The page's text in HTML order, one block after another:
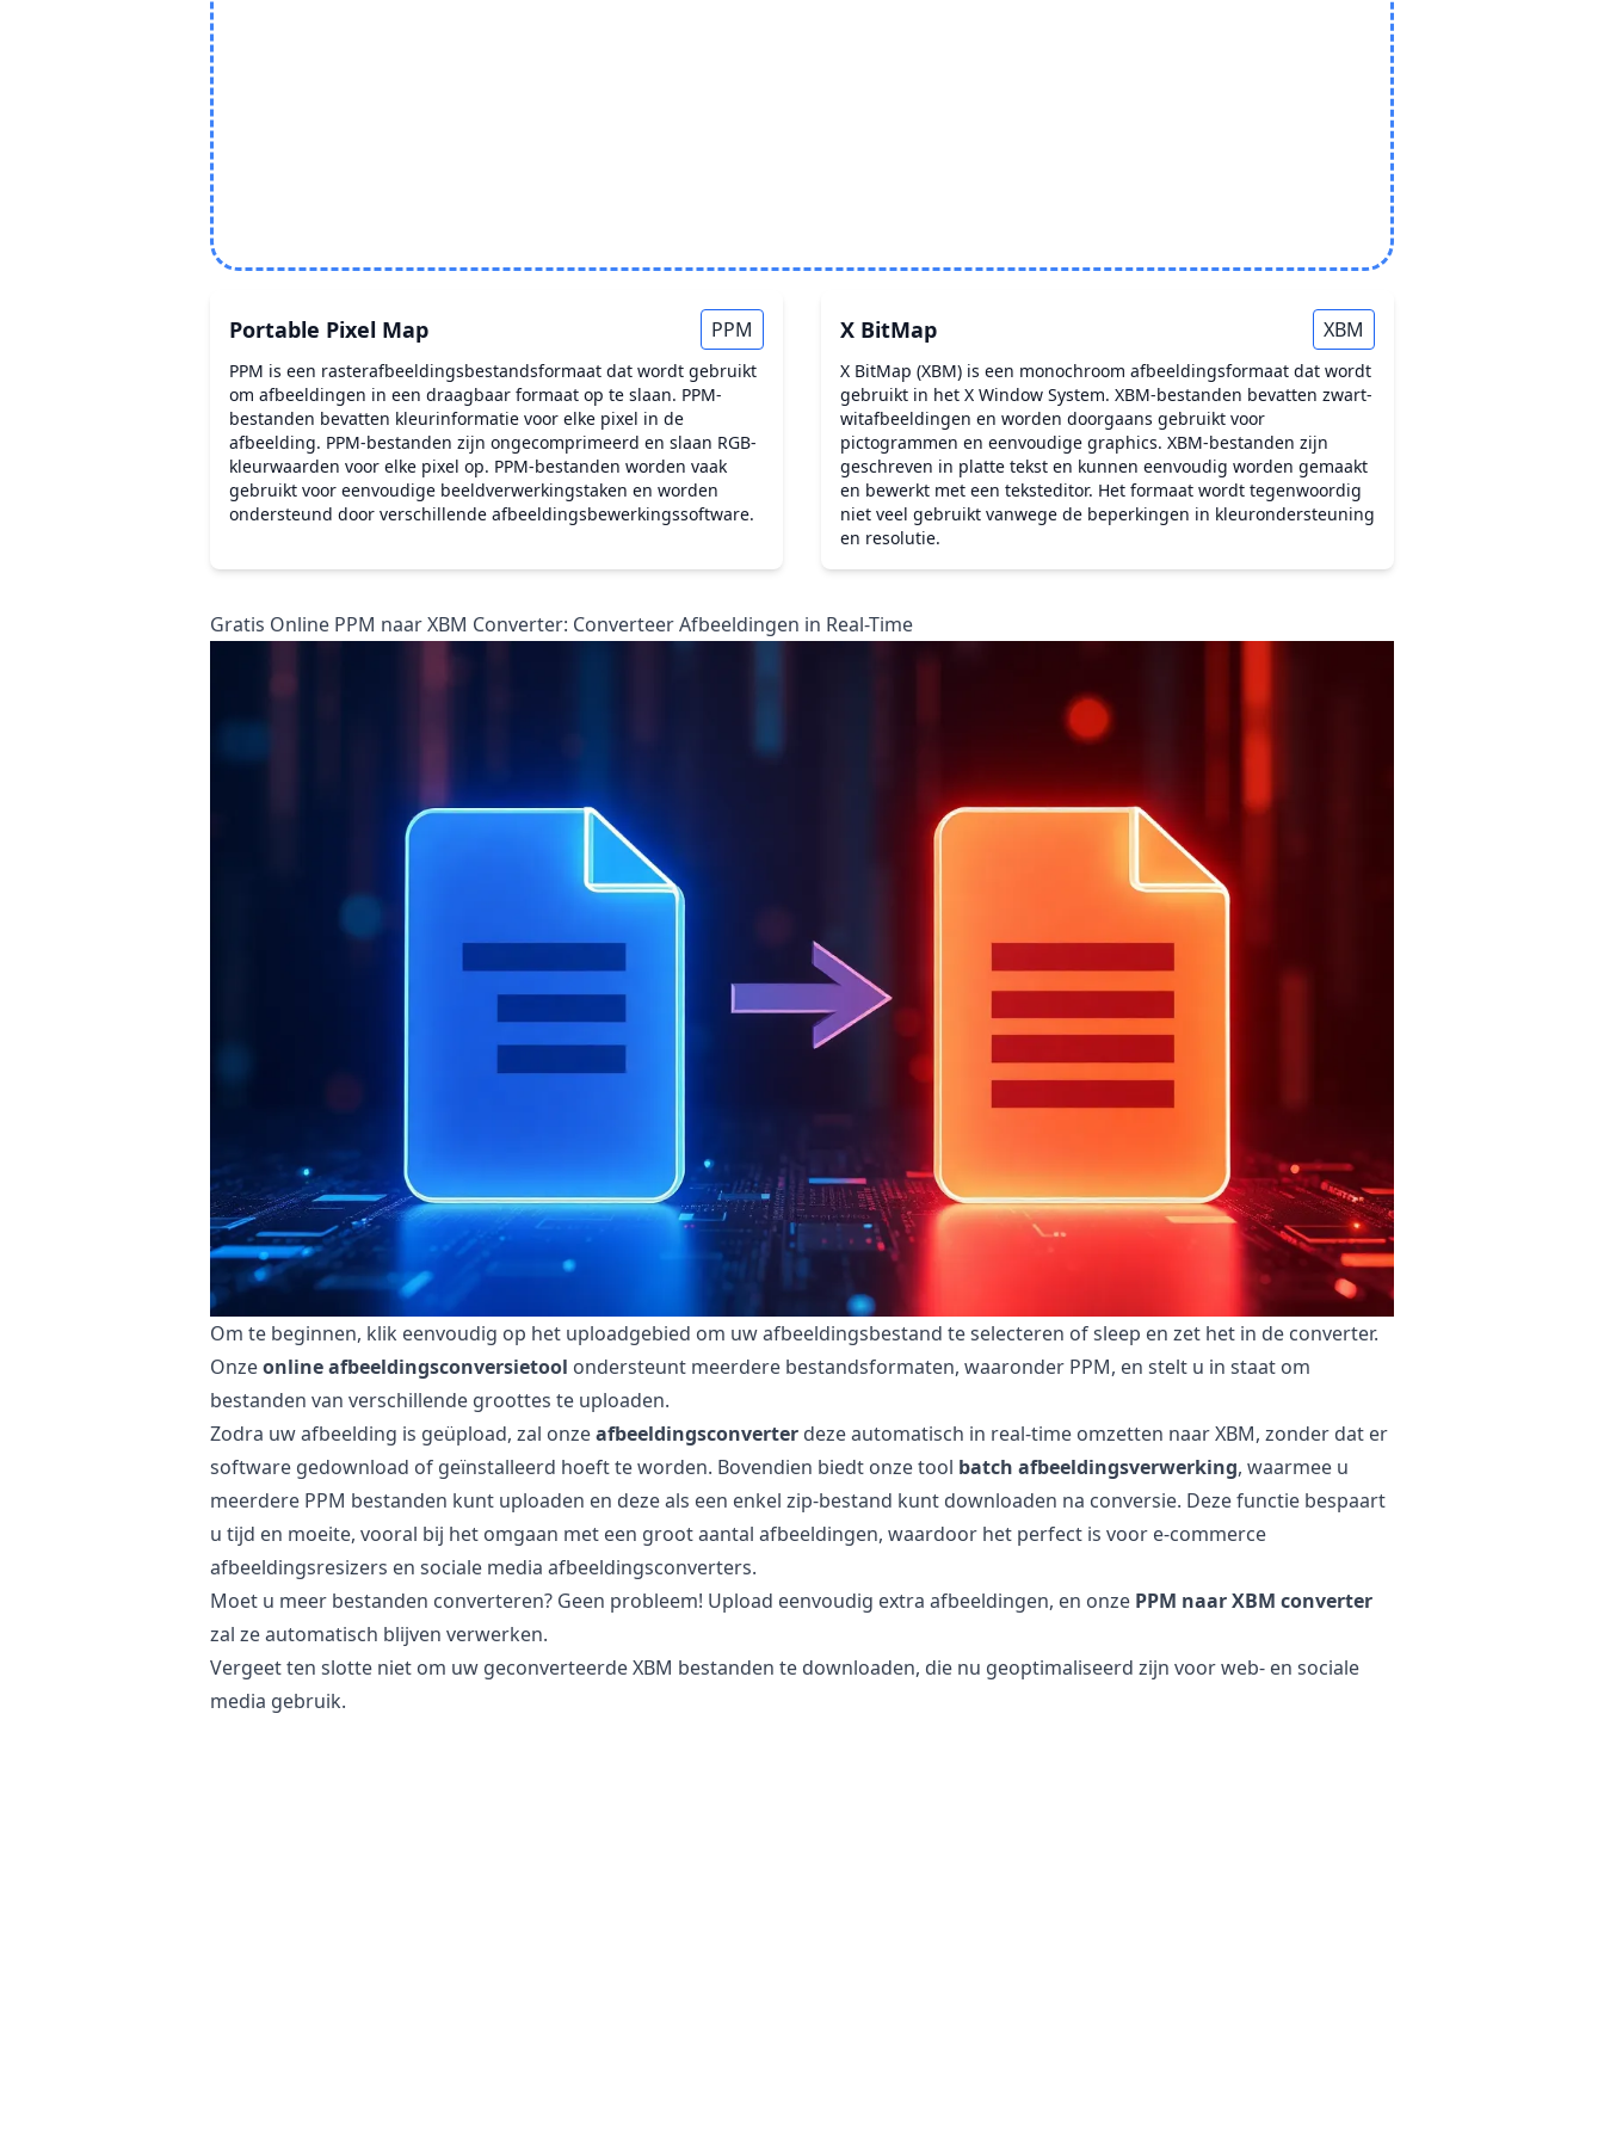
Portable Pixel Map PPM
PPM is een rasterafbeeldingsbestandsformaat dat wordt gebruikt
om afbeeldingen in een draagbaar formaat op te slaan. PPM-
bestanden bevatten kleurinformatie voor elke pixel in de
afbeelding. PPM-bestanden zijn ongecomprimeerd en slaan RGB-
kleurwaarden voor elke pixel op. PPM-bestanden worden vaak
gebruikt voor eenvoudige beeldverwerkingstaken en worden
ondersteund door verschillende afbeeldingsbewerkingssoftware.
X BitMap XBM
X BitMap (XBM) is een monochroom afbeeldingsformaat dat wordt
gebruikt in het X Window System. XBM-bestanden bevatten zwart-
witafbeeldingen en worden doorgaans gebruikt voor
pictogrammen en eenvoudige graphics. XBM-bestanden zijn
geschreven in platte tekst en kunnen eenvoudig worden gemaakt
en bewerkt met een teksteditor. Het formaat wordt tegenwoordig
niet veel gebruikt vanwege de beperkingen in kleurondersteuning
en resolutie.
Gratis Online PPM naar XBM Converter: Converteer Afbeeldingen in Real-Time
Om te beginnen, klik eenvoudig op het uploadgebied om uw afbeeldingsbestand te selecteren of sleep en zet het in de converter.
Onzeonline afbeeldingsconversietool ondersteunt meerdere bestandsformaten, waaronder PPM, en stelt u in staat om
bestanden van verschillende groottes te uploaden.
Zodra uw afbeelding is geüpload, zal onzeafbeeldingsconverter deze automatisch in real-time omzetten naar XBM, zonder dat er
software gedownload of geïnstalleerd hoeft te worden. Bovendien biedt onze tool batch afbeeldingsverwerking, waarmee u
meerdere PPM bestanden kunt uploaden en deze als een enkel zip-bestand kunt downloaden na conversie. Deze functie bespaart
u tijd en moeite, vooral bij het omgaan met een groot aantal afbeeldingen, waardoor het perfect is voor e-commerce
afbeeldingsresizers en sociale media afbeeldingsconverters.
Moet u meer bestanden converteren? Geen probleem! Upload eenvoudig extra afbeeldingen, en onze PPM naar XBM converter
zal ze automatisch blijven verwerken.
Vergeet ten slotte niet om uw geconverteerde XBM bestanden te downloaden, die nu geoptimaliseerd zijn voor web- en sociale
media gebruik.